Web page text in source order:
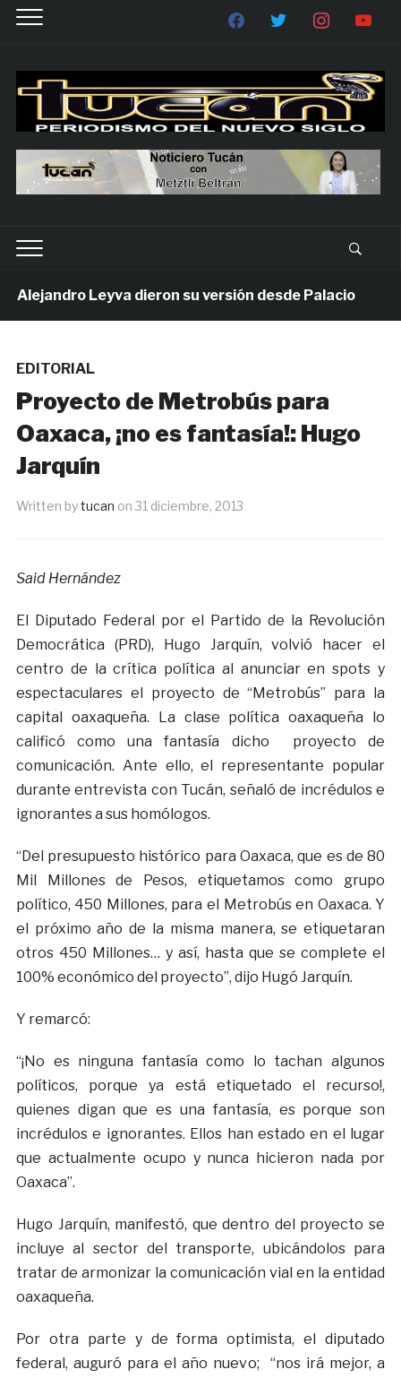
Leyva dieron su versión desde Palacio
EDITORIAL
Proyecto de Metrobús para
Oaxaca, ¡no es fantasía!: Hugo
Jarquín
Written bytucan on 31 diciembre, 2013
Said Hernández
El Diputado Federal por el Partido de la Revolución
Democrática (PRD), Hugo Jarquín, volvió hacer el
centro de la crítica política al anunciar en spots y
espectaculares el proyecto de “Metrobús” para la
capital oaxaqueña. La clase política oaxaqueña lo
calificó como una fantasía dicho proyecto de
comunicación. Ante ello, el representante popular
durante entrevista con Tucán, señaló de incrédulos e
ignorantes a sus homólogos.
“Del presupuesto histórico para Oaxaca, que es de 80
Mil Millones de Pesos, etiquetamos como grupo
político, 450 Millones, para el Metrobús en Oaxaca. Y
el próximo año de la misma manera, se etiquetaran
otros 450 Millones… y así, hasta que se complete el
100% económico del proyecto”, dijo Hugó Jarquín.
Y remarcó:
“¡No es ninguna fantasía como lo tachan algunos
políticos, porque ya está etiquetado el recurso!,
quienes digan que es una fantasía, es porque son
incrédulos e ignorantes. Ellos han estado en el lugar
que actualmente ocupo y nunca hicieron nada por
Oaxaca”.
Hugo Jarquín, manifestó, que dentro del proyecto se
incluye al sector del transporte, ubicándolos para
tratar de armonizar la comunicación vial en la entidad
oaxaqueña.
Por otra parte y de forma optimista, el diputado
federal, auguró para el año nuevo; “nos irá mejor, a